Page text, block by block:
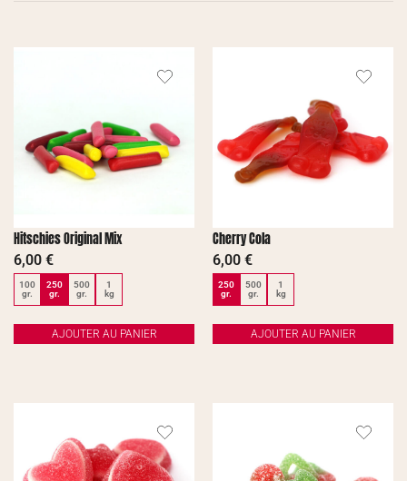
Hitschies Original Mix
6,00 €
100
gr.
250
gr.
500
gr.
1
kg
AJOUTER AU PANIER
Cherry Cola
6,00 €
250
gr.
500
gr.
1
kg
AJOUTER AU PANIER